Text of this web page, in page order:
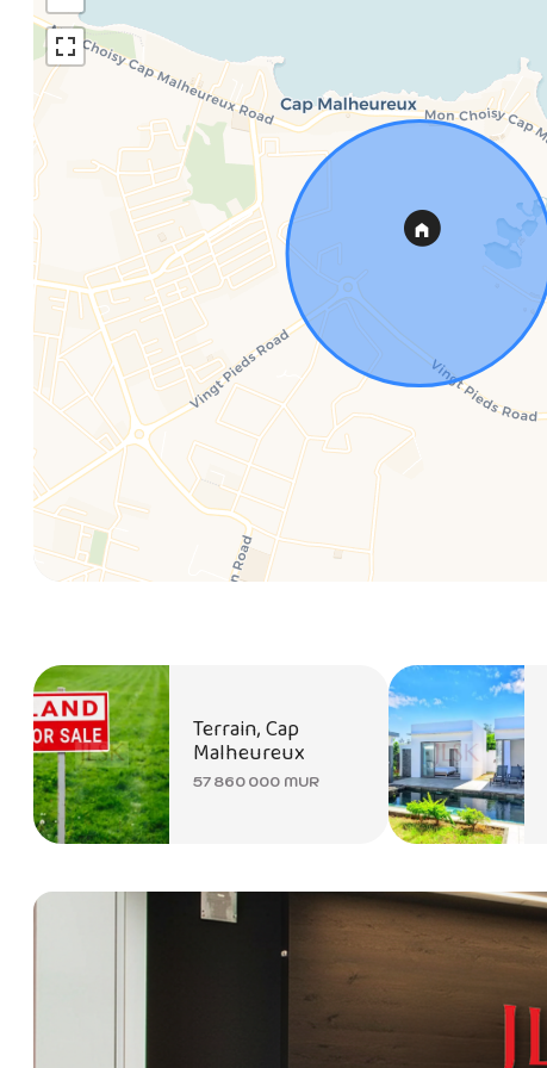
Terrain, Cap
Malheureux
57 860 000 MUR